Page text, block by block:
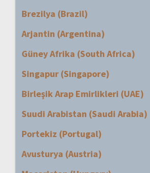
Brezilya (Brazil)
Arjantin (Argentina)
Güney Afrika (South Africa)
Singapur (Singapore)
Birleşik Arap Emirlikleri (UAE)
Suudi Arabistan (Saudi Arabia)
Portekiz (Portugal)
Avusturya (Austria)